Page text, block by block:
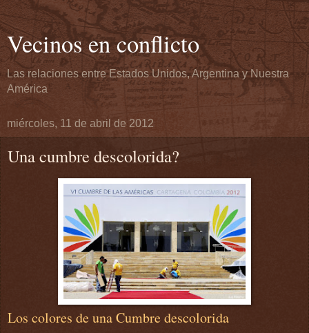
Vecinos en conflicto
Las relaciones entre Estados Unidos, Argentina y Nuestra
América
miércoles, 11 de abril de 2012
Una cumbre descolorida?
Los colores de una Cumbre descolorida